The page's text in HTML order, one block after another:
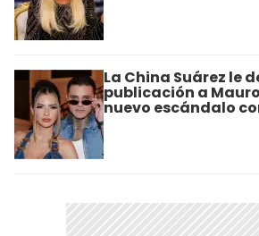
La China Suárez le
publicación a
nuevo escándalo